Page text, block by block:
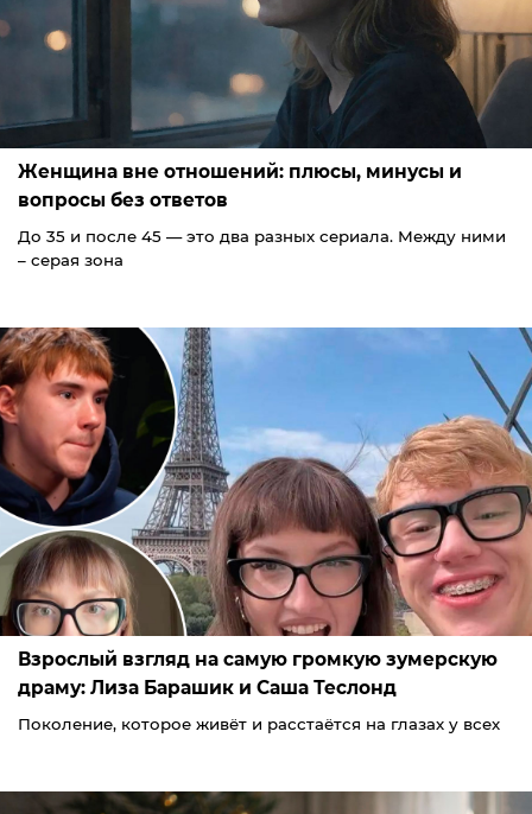
Женщина вне отношений: плюсы, минусы и
вопросы без ответов
До 35 и после 45 — это два разных сериала. Между ними
– серая зона
Взрослый взгляд на самую громкую зумерскую
драму: Лиза Барашик и Саша Теслонд
Поколение, которое живёт и расстаётся на глазах у всех